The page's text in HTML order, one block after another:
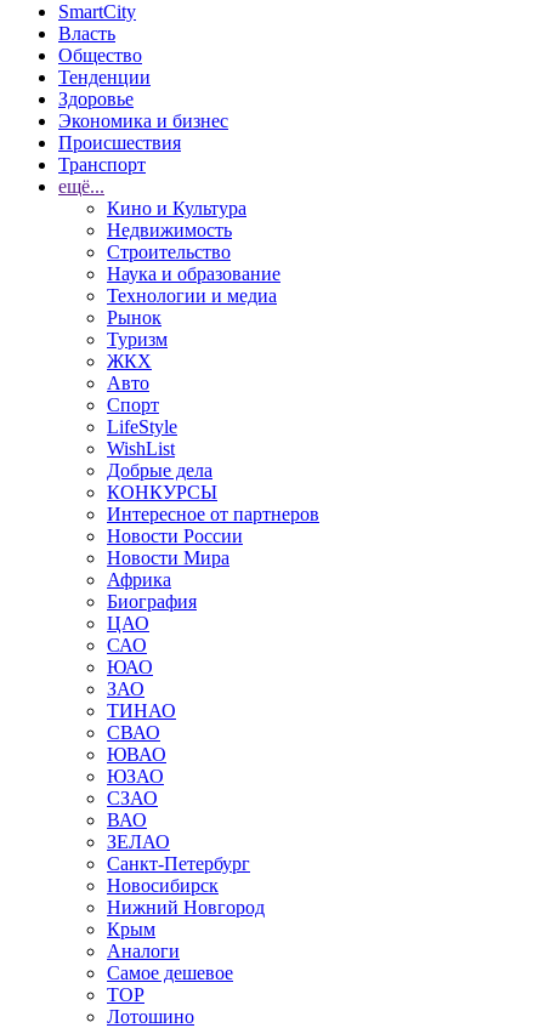
SmartCity
Власть
Общество
Тенденции
Здоровье
Экономика и бизнес
Происшествия
Транспорт
ещё...
Кино и Культура
Недвижимость
Строительство
Наука и образование
Технологии и медиа
Рынок
Туризм
ЖКХ
Авто
Спорт
LifeStyle
WishList
Добрые дела
КОНКУРСЫ
Интересное от партнеров
Новости России
Новости Мира
Африка
Биография
ЦАО
САО
ЮАО
ЗАО
ТИНАО
СВАО
ЮВАО
ЮЗАО
СЗАО
ВАО
ЗЕЛАО
Санкт-Петербург
Новосибирск
Нижний Новгород
Крым
Аналоги
Самое дешевое
TOP
Лотошино